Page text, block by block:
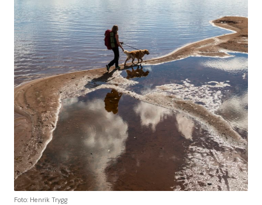
Foto: Henrik Trygg